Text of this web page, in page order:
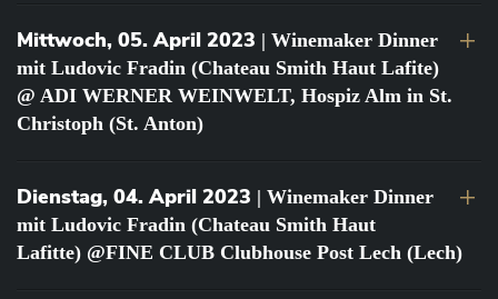
Mittwoch, 05. April 2023 | Winemaker Dinner
mit Ludovic Fradin (Chateau Smith Haut Lafite)
@ ADI WERNER WEINWELT, Hospiz Alm in St.
Christoph (St. Anton)
Dienstag, 04. April 2023 | Winemaker Dinner
mit Ludovic Fradin (Chateau Smith Haut
Lafitte) @FINE CLUB Clubhouse Post Lech (Lech)